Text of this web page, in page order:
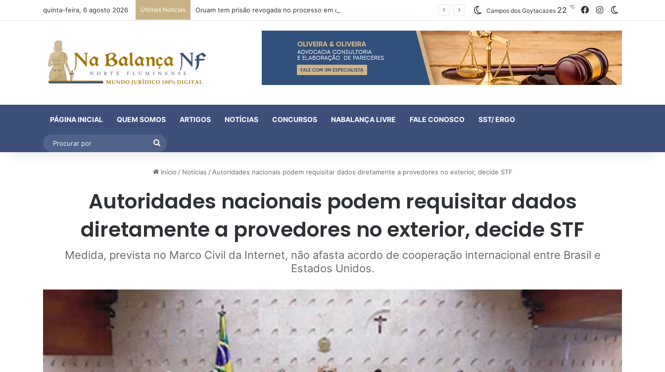
quinta-feira, 6 agosto 2026 Últimas Notícias Campos dos Goytacazes 22 ℃ FacebookInstagram
PÁGINA INICIAL QUEM SOMOS ARTIGOS NOTÍCIAS CONCURSOS NABALANÇA LIVRE FALE CONOSCO SST/ ERGO
Início / Notícias / Autoridades nacionais podem requisitar dados diretamente a provedores no exterior, decide STF
Autoridades nacionais podem requisitar dados
diretamente a provedores no exterior, decide STF
Medida, prevista no Marco Civil da Internet, não afasta acordo de cooperação internacional entre Brasil e
Estados Unidos.